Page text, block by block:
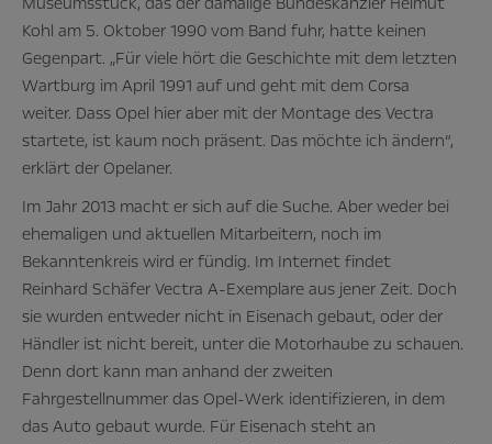
Kohl am 5. Oktober 1990 vom Band fuhr, hatte keinen
Gegenpart. „Für viele hört die Geschichte mit dem letzten
Wartburg im April 1991 auf und geht mit dem Corsa
weiter. Dass Opel hier aber mit der Montage des Vectra
startete, ist kaum noch präsent. Das möchte ich ändern“,
erklärt der Opelaner.
Im Jahr 2013 macht er sich auf die Suche. Aber weder bei
ehemaligen und aktuellen Mitarbeitern, noch im
Bekanntenkreis wird er fündig. Im Internet findet
Reinhard Schäfer Vectra A-Exemplare aus jener Zeit. Doch
sie wurden entweder nicht in Eisenach gebaut, oder der
Händler ist nicht bereit, unter die Motorhaube zu schauen.
Denn dort kann man anhand der zweiten
Fahrgestellnummer das Opel-Werk identifizieren, in dem
das Auto gebaut wurde. Für Eisenach steht an